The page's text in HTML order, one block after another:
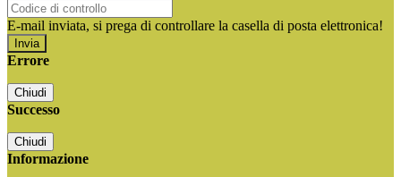
E-mail inviata, si prega di controllare la casella di posta elettronica!
Errore
Chiudi
Successo
Chiudi
Informazione